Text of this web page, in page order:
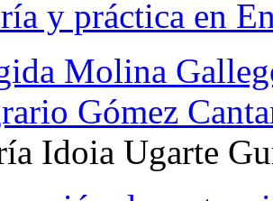
y práctica en
Molina
Gómez
Idoia Ugarte